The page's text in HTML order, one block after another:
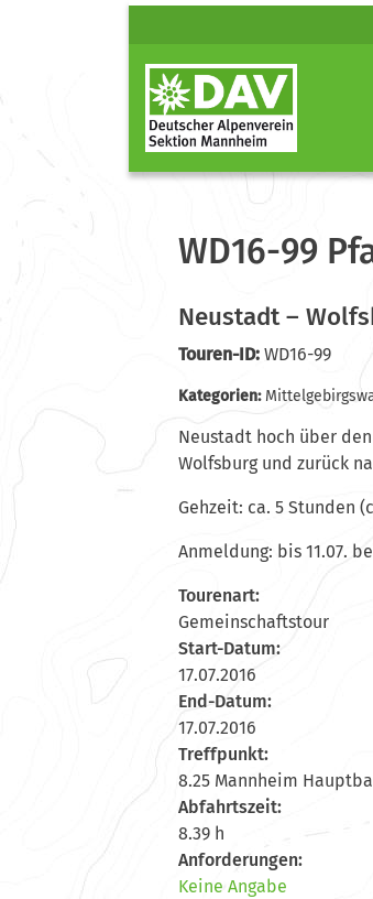
WD16-99
Neustadt –
Touren-ID: WD16-99
Kategorien:
Neustadt hoch über
Wolfsburg und zurück
Gehzeit: ca. 5 Stunden
Anmeldung: bis 11.07.
Tourenart:
Gemeinschaftstour
Start-Datum:
17.07.2016
End-Datum:
17.07.2016
Treffpunkt:
8.25 Mannheim
Abfahrtszeit:
8.39 h
Anforderungen:
Keine Angabe